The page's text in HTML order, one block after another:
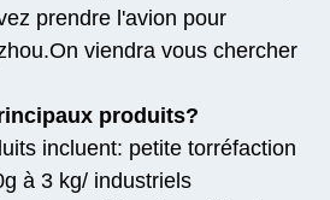
prendre l'avion pour
On viendra vous chercher
produits?
incluent: petite torréfaction
à 3 kg/ industriels